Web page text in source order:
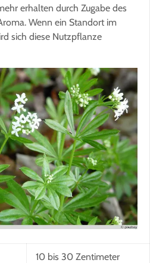
erhalten durch Zugabe des
Wenn ein Standort im
sich diese Nutzpflanze
10 bis 30 Zentimeter